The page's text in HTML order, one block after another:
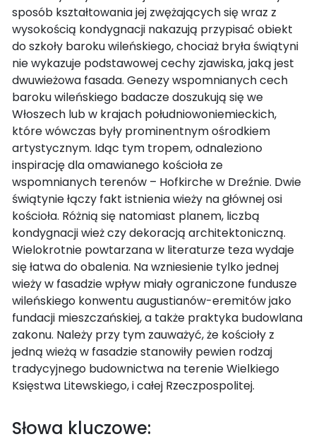
sposób kształtowania jej zwężających się wraz z
wysokością kondygnacji nakazują przypisać obiekt
do szkoły baroku wileńskiego, chociaż bryła świątyni
nie wykazuje podstawowej cechy zjawiska, jaką jest
dwuwieżowa fasada. Genezy wspomnianych cech
baroku wileńskiego badacze doszukują się we
Włoszech lub w krajach południowoniemieckich,
które wówczas były prominentnym ośrodkiem
artystycznym. Idąc tym tropem, odnaleziono
inspirację dla omawianego kościoła ze
wspomnianych terenów – Hofkirche w Dreźnie. Dwie
świątynie łączy fakt istnienia wieży na głównej osi
kościoła. Różnią się natomiast planem, liczbą
kondygnacji wież czy dekoracją architektoniczną.
Wielokrotnie powtarzana w literaturze teza wydaje
się łatwa do obalenia. Na wzniesienie tylko jednej
wieży w fasadzie wpływ miały ograniczone fundusze
wileńskiego konwentu augustianów-eremitów jako
fundacji mieszczańskiej, a także praktyka budowlana
zakonu. Należy przy tym zauważyć, że kościoły z
jedną wieżą w fasadzie stanowiły pewien rodzaj
tradycyjnego budownictwa na terenie Wielkiego
Księstwa Litewskiego, i całej Rzeczpospolitej.
Słowa kluczowe: